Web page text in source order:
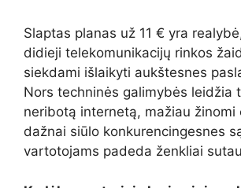
Slaptas planas už 11 € yra
didieji telekomunikacijų rinkos
siekdami išlaikyti aukštesnes
Nors techninės galimybės leidžia
neribotą internetą, mažiau žinomi
dažnai siūlo konkurencingesnes
vartotojams padeda ženkliai